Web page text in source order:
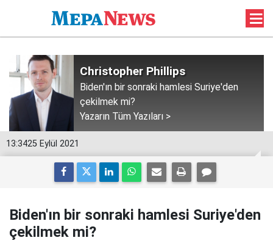
Christopher Phillips
Biden'ın bir sonraki hamlesi Suriye'den
çekilmek mi?
Yazarın Tüm Yazıları >
13:3425 Eylül 2021
Biden'ın bir sonraki hamlesi Suriye'den
çekilmek mi?